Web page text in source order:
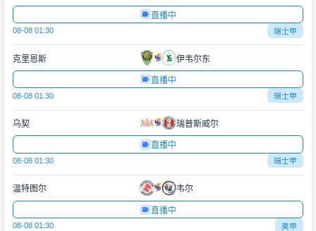
直播中
08-08 01:30 瑞士甲
克里恩斯 伊韦尔东
直播中
08-08 01:30 瑞士甲
乌契 瑞普斯威尔
直播中
08-08 01:30 瑞士甲
温特图尔 韦尔
直播中
08-08 01:30 奥甲